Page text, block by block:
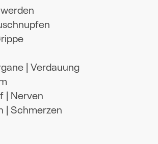
| Verdauung
| Nerven
| Schmerzen